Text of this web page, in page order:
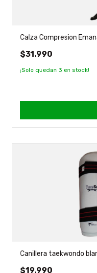
Calza Compresion
$31.990
¡Solo quedan 3 en stock!
Canillera taekwondo
$19.990